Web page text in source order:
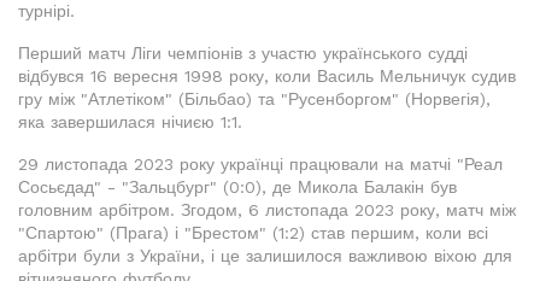
турнірі.
Перший матч Ліги чемпіонів з участю українського судді
відбувся 16 вересня 1998 року, коли Василь Мельничук судив
гру між "Атлетіком" (Більбао) та "Русенборгом" (Норвегія),
яка завершилася нічиєю 1:1.
29 листопада 2023 року українці працювали на матчі "Реал
Сосьєдад" - "Зальцбург" (0:0), де Микола Балакін був
головним арбітром. Згодом, 6 листопада 2023 року, матч між
"Спартою" (Прага) і "Брестом" (1:2) став першим, коли всі
арбітри були з України, і це залишилося важливою віхою для